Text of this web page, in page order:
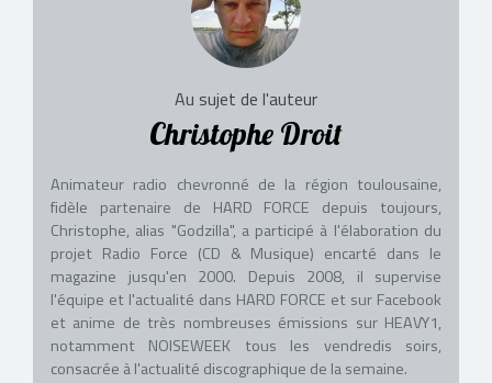
Au sujet de l'auteur
Christophe Droit
Animateur radio chevronné de la région toulousaine,
fidèle partenaire de HARD FORCE depuis toujours,
Christophe, alias "Godzilla", a participé à l'élaboration du
projet Radio Force (CD & Musique) encarté dans le
magazine jusqu'en 2000. Depuis 2008, il supervise
l'équipe et l'actualité dans HARD FORCE et sur Facebook
et anime de très nombreuses émissions sur HEAVY1,
notamment NOISEWEEK tous les vendredis soirs,
consacrée à l'actualité discographique de la semaine.